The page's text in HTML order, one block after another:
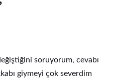
soruyorum, cevabı
giymeyi çok severdim